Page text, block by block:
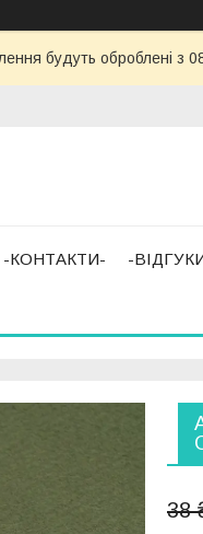
будуть оброблені з
-КОНТАКТИ- -
38